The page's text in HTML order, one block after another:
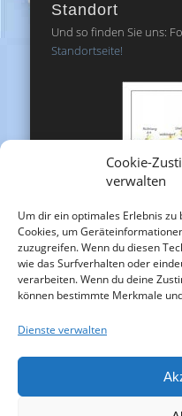
Cookie-
verwalten
Um dir ein optimales Erlebnis
Cookies, um
zuzugreifen. Wenn du diesen
wie das Surfverhalten oder
verarbeiten. Wenn du deine
können bestimmte Merkmale
Dienste verwalten
Standort
Und so finden Sie uns:
Standortseite!